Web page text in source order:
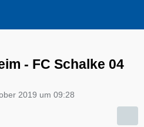
- FC Schalke 04
2019 um 09:28